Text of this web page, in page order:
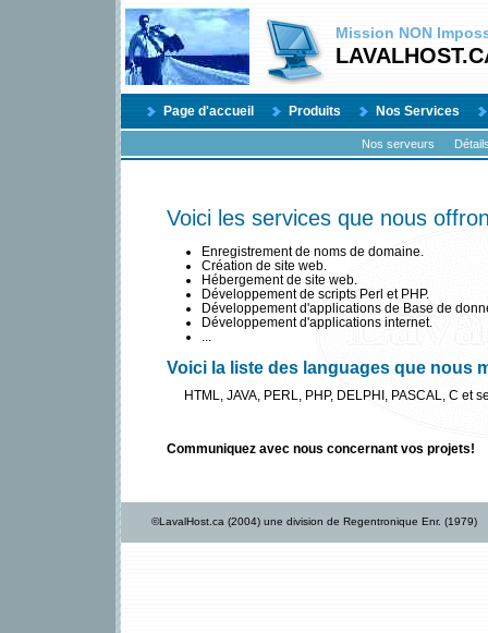
Mission NON
Page d'accueil Produits Nos Services
Nos serveurs
Voici les services que nous
Enregistrement de noms de domaine.
Création de site web.
Hébergement de site web.
Développement de scripts Perl et PHP.
Développement d'applications de Base de
Développement d'applications internet.
...
Voici la liste des languages que nous
HTML, JAVA, PERL, PHP, DELPHI, PASCAL, C
Communiquez avec nous concernant vos projets!
©LavalHost.ca (2004) une division de Regentronique Enr. (1979)